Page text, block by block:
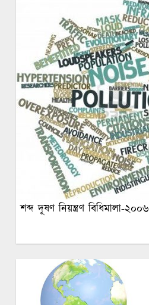
শব্দ দূষণ নিয়ন্ত্রণ বিধিমালা-২০০৬